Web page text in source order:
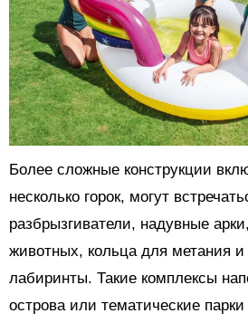
Более сложные конструкции
несколько горок, могут
разбрызгиватели, надувные
животных, кольца для метания
лабиринты. Такие комплексы
острова или тематические